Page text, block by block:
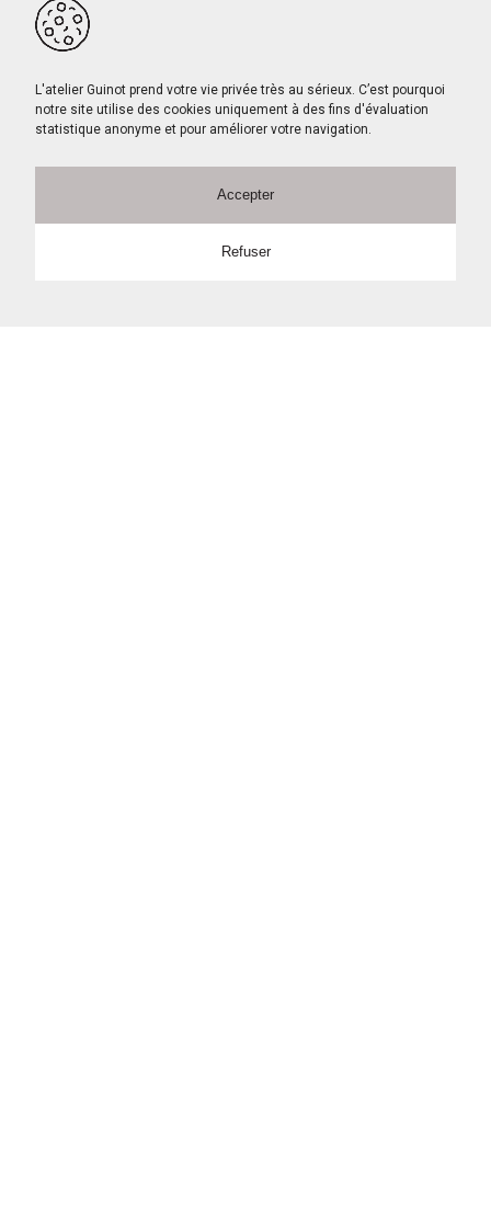
L'atelier Guinot prend votre vie privée très au sérieux. C’est pourquoi
notre site utilise des cookies uniquement à des fins d'évaluation
statistique anonyme et pour améliorer votre navigation.
Accepter
Refuser